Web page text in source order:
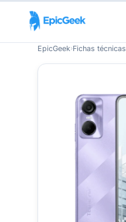
EpicGeek›Fichas técnicas